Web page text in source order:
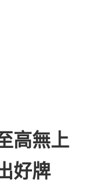
高無上
好牌